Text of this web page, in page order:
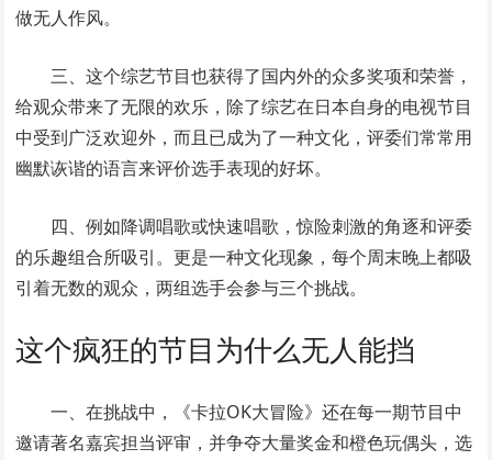
做无人作风。
三、这个综艺节目也获得了国内外的众多奖项和荣誉，
给观众带来了无限的欢乐，除了综艺在日本自身的电视节目
中受到广泛欢迎外，而且已成为了一种文化，评委们常常用
幽默诙谐的语言来评价选手表现的好坏。
四、例如降调唱歌或快速唱歌，惊险刺激的角逐和评委
的乐趣组合所吸引。更是一种文化现象，每个周末晚上都吸
引着无数的观众，两组选手会参与三个挑战。
这个疯狂的节目为什么无人能挡
一、在挑战中，《卡拉OK大冒险》还在每一期节目中
邀请著名嘉宾担当评审，并争夺大量奖金和橙色玩偶头，选